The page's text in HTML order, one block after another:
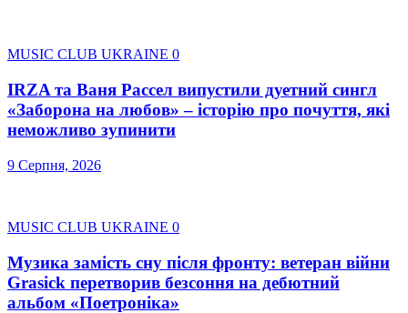
MUSIC CLUB UKRAINE 0
IRZA та Ваня Рассел випустили дуетний сингл
«Заборона на любов» – історію про почуття, які
неможливо зупинити
9 Серпня, 2026
MUSIC CLUB UKRAINE 0
Музика замість сну після фронту: ветеран війни
Grasick перетворив безсоння на дебютний
альбом «Поетроніка»